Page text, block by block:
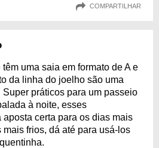
COMPARTILHAR
uma saia em formato de A e
da linha do joelho são uma
Super práticos para um passeio
à noite, esses
certa para os dias mais
frios, dá até para usá-los